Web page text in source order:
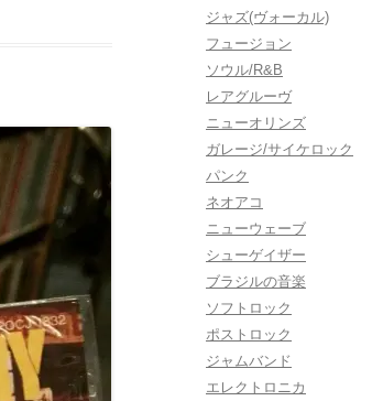
ジャズ(ヴォーカル)
フュージョン
ソウル/R&B
レアグルーヴ
ニューオリンズ
ガレージ/サイケロック
パンク
ネオアコ
ニューウェーブ
シューゲイザー
ブラジルの音楽
ソフトロック
ポストロック
ジャムバンド
エレクトロニカ